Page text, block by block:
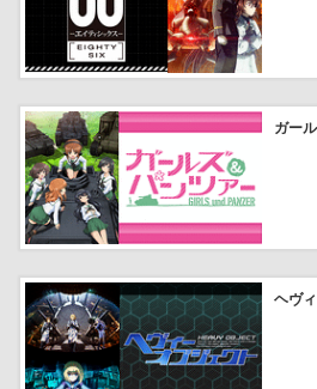
ガー
ヘヴ